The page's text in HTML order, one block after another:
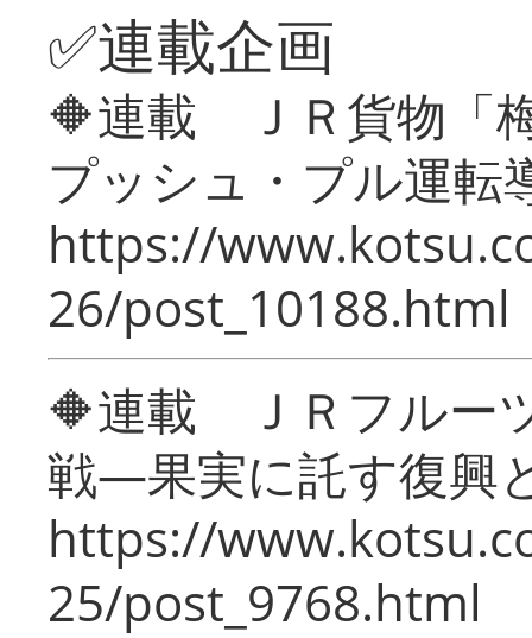
✅連載企画
🔶連載 ＪＲ貨物「
プッシュ・プル運転
https://
26/post_10188.html
🔶連載 ＪＲフルー
戦―果実に託す復興
https://
25/post_9768.html